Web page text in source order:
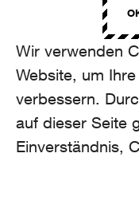
Wir verwenden
Website, um
verbessern.
auf dieser Seite
Einverständnis,